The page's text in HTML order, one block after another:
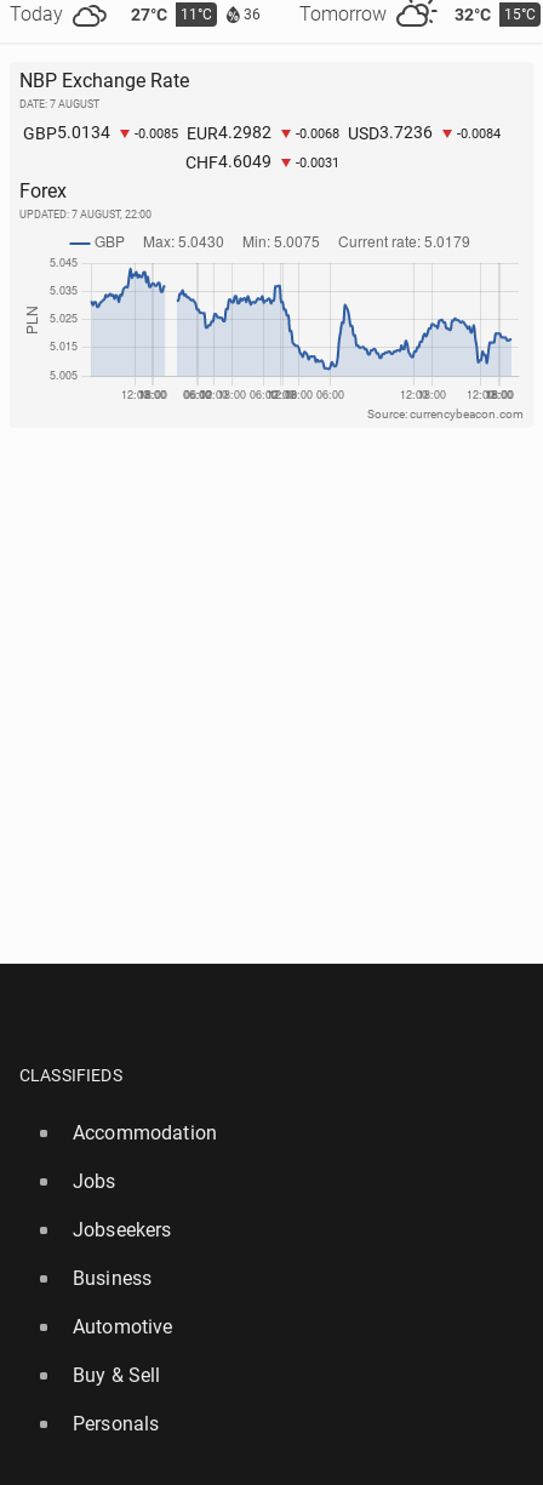
Today 27°C 11°C 36 Tomorrow 32°C 15°C
NBP Exchange Rate
DATE: 7 AUGUST
GBP5.0134 -0.0085 EUR4.2982 -0.0068 USD3.7236 -0.0084
CHF4.6049 -0.0031
Forex
UPDATED: 7 AUGUST, 22:00
Source: currencybeacon.com
CLASSIFIEDS
Accommodation
Jobs
Jobseekers
Business
Automotive
Buy & Sell
Personals